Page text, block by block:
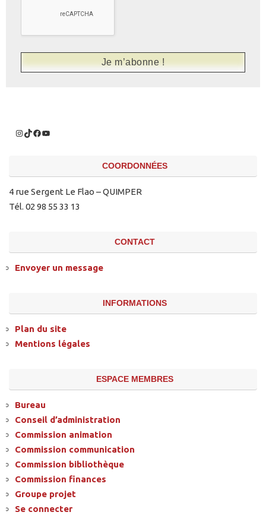
COORDONNÉES
4 rue Sergent Le Flao – QUIMPER
Tél. 02 98 55 33 13
CONTACT
Envoyer un message
INFORMATIONS
Plan du site
Mentions légales
ESPACE MEMBRES
Bureau
Conseil d’administration
Commission animation
Commission communication
Commission bibliothèque
Commission finances
Groupe projet
Se connecter